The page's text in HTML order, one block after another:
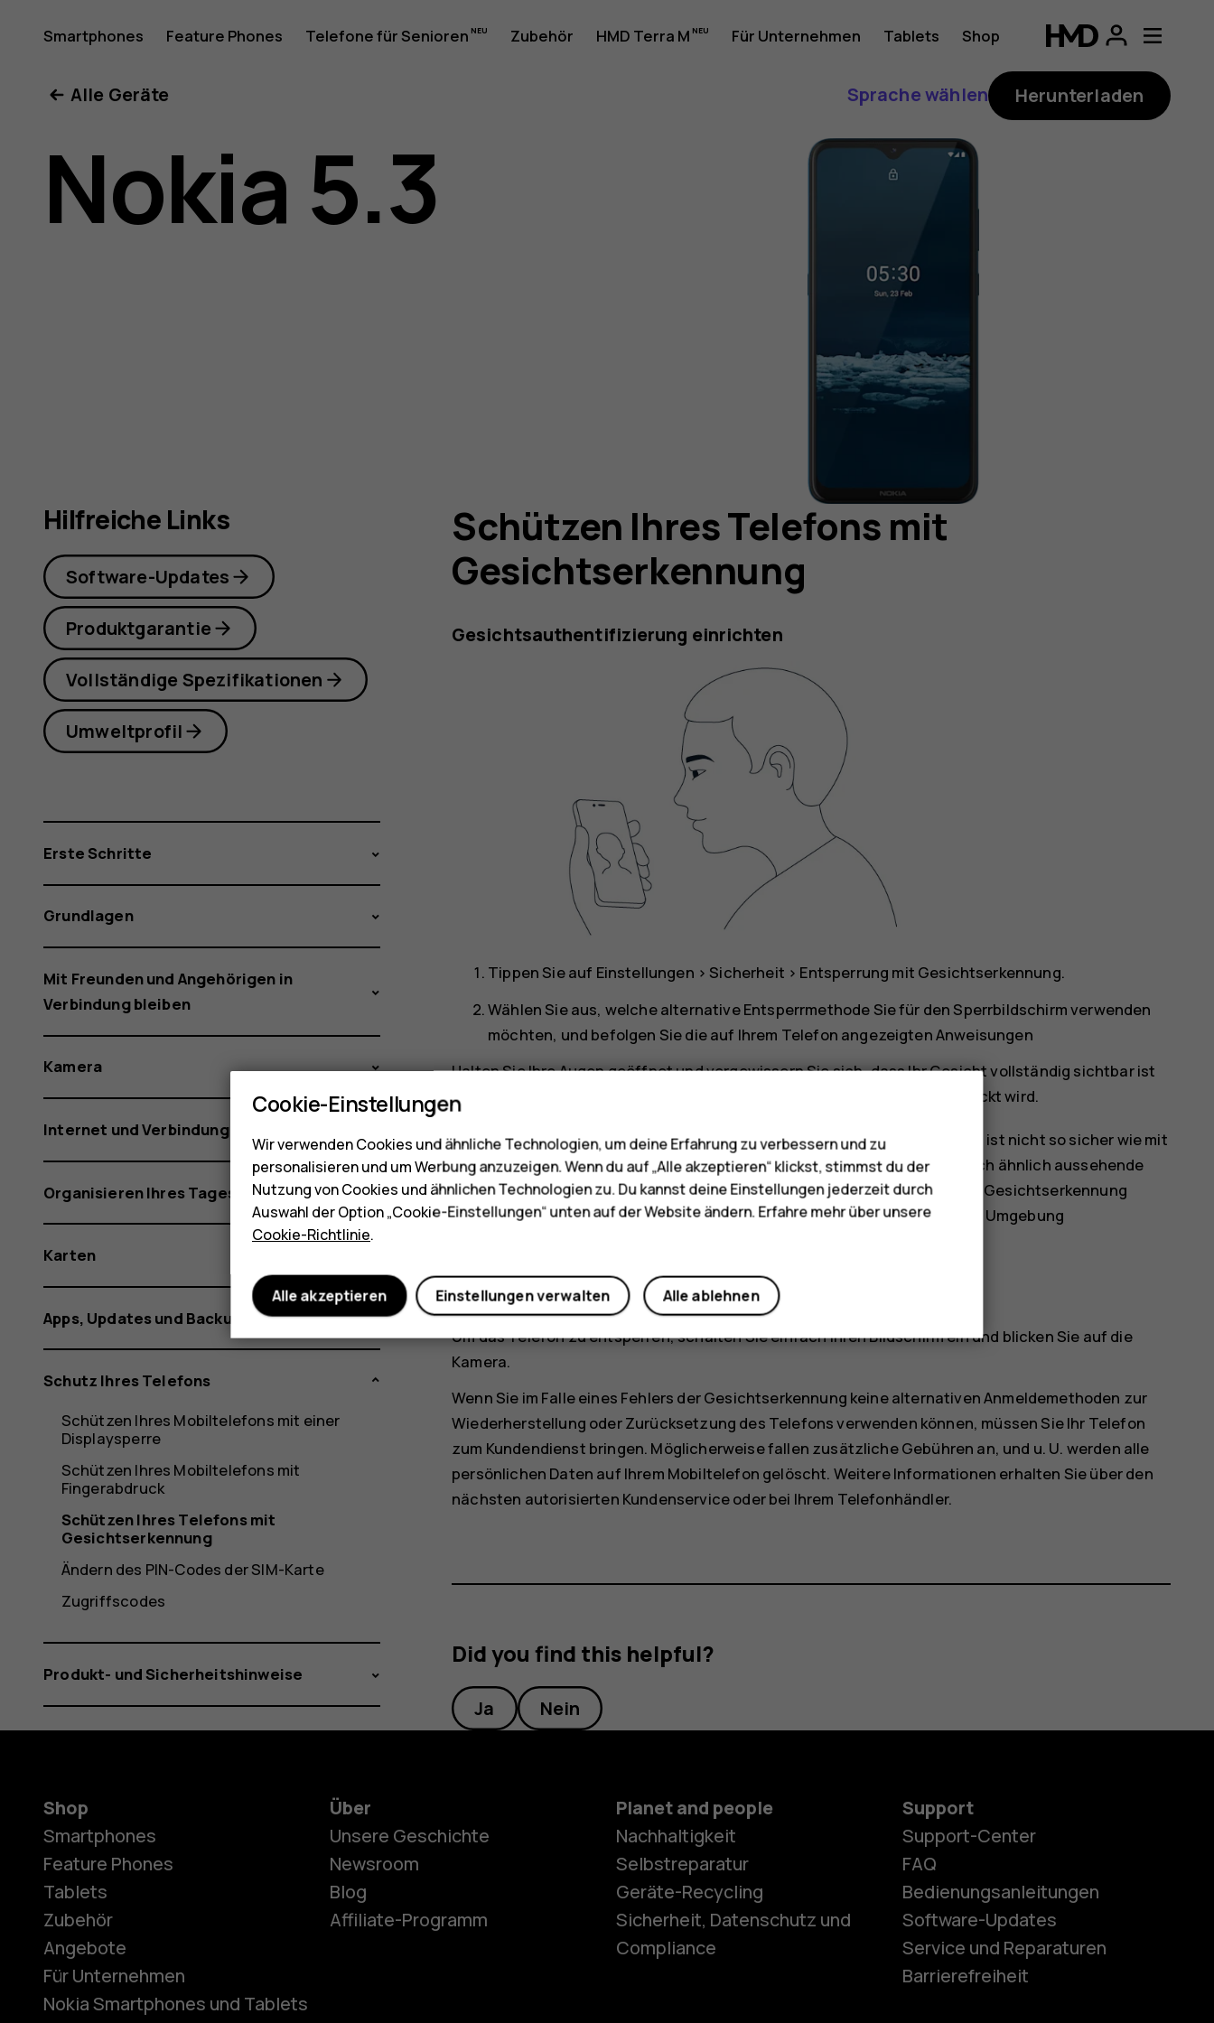
Nokia
5.3
Bedienungsanleitung
Smartphones Feature Phones Telefone für Senioren Zubehör HMD Terra M Für Unternehmen Tablets Shop
Smartphones
Feature Phones
Alle Geräte
Sprache wählen Herunterladen
Nokia 5.3
Schützen Ihres Telefons mit
Gesichtserkennung
Gesichtsauthentifizierung einrichten
Tippen Sie auf Einstellungen > Sicherheit > Entsperrung mit Gesichtserkennung.
Wählen Sie aus, welche alternative Entsperrmethode Sie für den Sperrbildschirm verwenden
möchten, und befolgen Sie die auf Ihrem Telefon angezeigten Anweisungen
Halten Sie Ihre Augen geöffnet und vergewissern Sie sich, dass Ihr Gesicht vollständig sichtbar ist
und nicht von Gegenständen wie einem Hut oder einer Sonnenbrille verdeckt wird.
Hinweis: Die Entsperrung des Mobiltelefons mit Gesichtserkennung ist nicht so sicher wie mit
Fingerabdruck, Muster oder Kennwort. Das Mobiltelefon könnte durch ähnlich aussehende
Personen oder Gegenstände entsperrt werden. Die Entsperrung mit Gesichtserkennung
funktioniert bei Hintergrundbeleuchtung oder zu dunkler oder heller Umgebung
Entsperren Ihres Telefons mit Gesichtserkennung
Um das Telefon zu entsperren, schalten Sie einfach Ihren Bildschirm ein und blicken Sie auf die
Kamera.
Wenn Sie im Falle eines Fehlers der Gesichtserkennung keine alternativen Anmeldemethoden zur
Wiederherstellung oder Zurücksetzung des Telefons verwenden können, müssen Sie Ihr Telefon
zum Kundendienst bringen. Möglicherweise fallen zusätzliche Gebühren an, und u. U. werden alle
persönlichen Daten auf Ihrem Mobiltelefon gelöscht. Weitere Informationen erhalten Sie über den
nächsten autorisierten Kundenservice oder bei Ihrem Telefonhändler.
Did you find this helpful?
Ja Nein
Hilfreiche Links
Software-Updates
Produktgarantie
Vollständige Spezifikationen
Umweltprofil
Erste Schritte
Grundlagen
Mit Freunden und Angehörigen in
Verbindung bleiben
Kamera
Internet und Verbindungen
Organisieren Ihres Tages
Karten
Apps, Updates und Backups
Schutz Ihres Telefons
Schützen Ihres Mobiltelefons mit einer
Displaysperre
Schützen Ihres Mobiltelefons mit
Fingerabdruck
Schützen Ihres Telefons mit
Gesichtserkennung
Ändern des PIN-Codes der SIM-Karte
Zugriffscodes
Produkt- und Sicherheitshinweise
Shop
Smartphones
Feature Phones
Tablets
Zubehör
Angebote
Für Unternehmen
Nokia Smartphones und Tablets
Über
Unsere Geschichte
Newsroom
Blog
Affiliate-Programm
Planet and people
Nachhaltigkeit
Selbstreparatur
Geräte-Recycling
Sicherheit, Datenschutz und
Compliance
Support
Support-Center
FAQ
Bedienungsanleitungen
Software-Updates
Service und Reparaturen
Barrierefreiheit
Cookie-Einstellungen
Wir verwenden Cookies und ähnliche Technologien, um deine Erfahrung zu verbessern und zu
personalisieren und um Werbung anzuzeigen. Wenn du auf „Alle akzeptieren“ klickst, stimmst du der
Nutzung von Cookies und ähnlichen Technologien zu. Du kannst deine Einstellungen jederzeit durch
Auswahl der Option „Cookie-Einstellungen“ unten auf der Website ändern. Erfahre mehr über unsere
Cookie-Richtlinie.
Alle ablehnen
Einstellungen verwalten
Alle akzeptieren